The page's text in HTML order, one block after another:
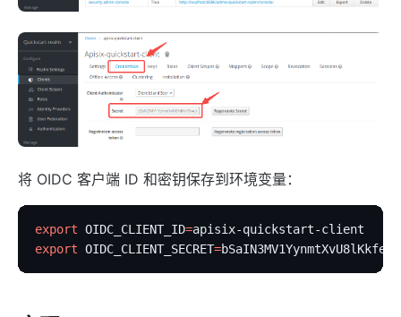
将 OIDC 客户端 ID 和密钥保存到环境变量：
export OIDC_CLIENT_ID=apisix-quickstart-client
export OIDC_CLIENT_SECRET=